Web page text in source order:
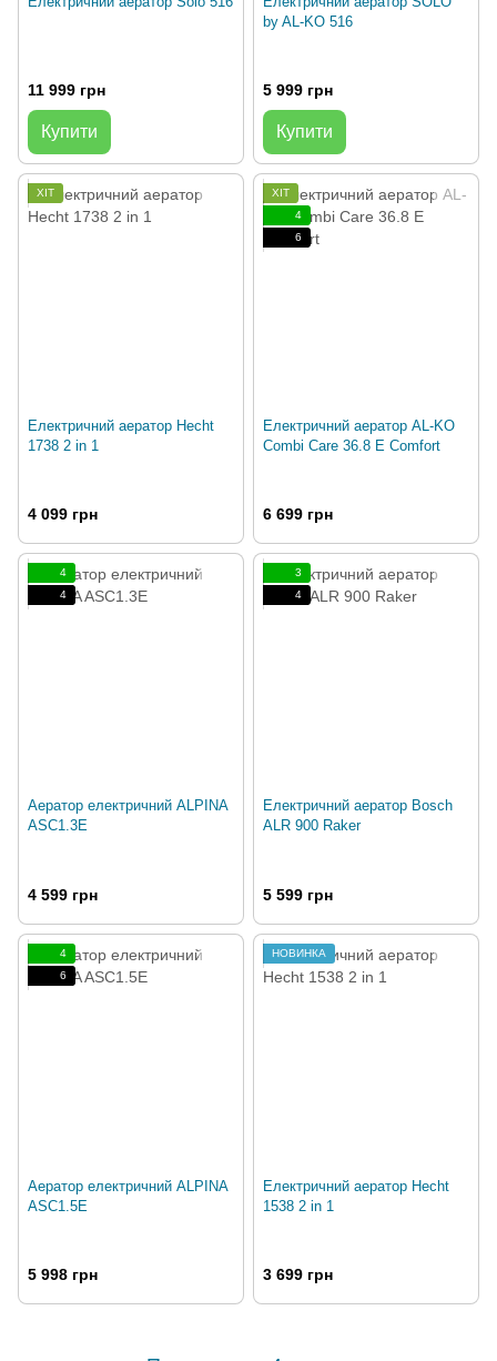
11 999 грн
Купити
by AL-KO 516
5 999 грн
Купити
ХІТ
Електричний аератор Hecht
1738 2 in 1
4 099 грн
ХІТ
4
6
Електричний аератор AL-KO
Combi Care 36.8 E Comfort
6 699 грн
4
4
Аератор електричний ALPINA
ASC1.3E
4 599 грн
3
4
Електричний аератор Bosch
ALR 900 Raker
5 599 грн
4
6
Аератор електричний ALPINA
ASC1.5E
5 998 грн
НОВИНКА
Електричний аератор Hecht
1538 2 in 1
3 699 грн